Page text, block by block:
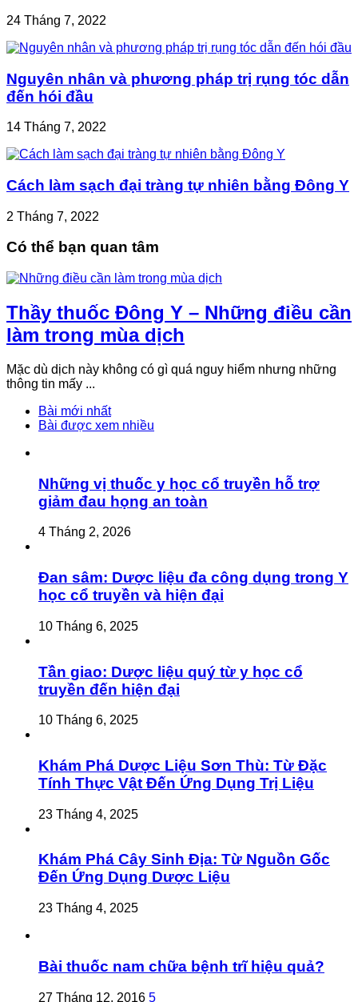
24 Tháng 7, 2022
Nguyên nhân và phương pháp trị rụng tóc dẫn
đến hói đầu
14 Tháng 7, 2022
Cách làm sạch đại tràng tự nhiên bằng Đông Y
2 Tháng 7, 2022
Có thể bạn quan tâm
Thầy thuốc Đông Y – Những điều cần
làm trong mùa dịch
Mặc dù dịch này không có gì quá nguy hiểm nhưng những
thông tin mấy ...
Bài mới nhất
Bài được xem nhiều
Những vị thuốc y học cổ truyền hỗ trợ
giảm đau họng an toàn
4 Tháng 2, 2026
Đan sâm: Dược liệu đa công dụng trong Y
học cổ truyền và hiện đại
10 Tháng 6, 2025
Tần giao: Dược liệu quý từ y học cổ
truyền đến hiện đại
10 Tháng 6, 2025
Khám Phá Dược Liệu Sơn Thù: Từ Đặc
Tính Thực Vật Đến Ứng Dụng Trị Liệu
23 Tháng 4, 2025
Khám Phá Cây Sinh Địa: Từ Nguồn Gốc
Đến Ứng Dụng Dược Liệu
23 Tháng 4, 2025
Bài thuốc nam chữa bệnh trĩ hiệu quả?
27 Tháng 12, 2016 5